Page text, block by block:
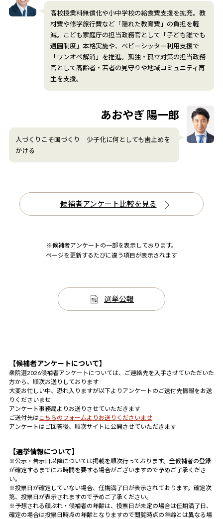
高校授業料無償化や小中学校の給食費支援を拡充。教
材費や修学旅行費など「隠れた教育費」の負担を軽
減。こども家庭庁の担当政務官として「子ども誰でも
通園制度」本格実施や、ベビーシッター利用支援で
「ワンオペ解消」を推進。孤独・孤立対策の担当政務
官として高齢者・若者の見守りや地域コミュニティ再
生を支援。
あおやぎ 陽一郎
人づくりこそ国づくり 少子化に何としても歯止めを
かける
候補者アンケート比較を見る
※候補者アンケートの一部を表示しております。
ページを更新するたびに違う項目が表示されます
選挙公報
【候補者アンケートについて】
衆院選2026候補者アンケートについては、ご連絡先を入手させていただいた
方から、順次お送りしております
大変お忙しい中、恐れ入りますが以下よりアンケートのご送付先情報をお送
りくださいませ
アンケート事務局よりお送りさせていただきます
ご送付先はこちらのフォームよりお送りくださいませ
アンケートはご回答後、順次サイトに公開させていただきます
【選挙情報について】
※公示・告示日以降については掲載を順次行っております。全候補者の登録
が確定するまでにお時間を要する場合がございますので予めご了承くださ
い。
※投票日が確定していない場合、任期満了日が表示されております。確定次
第、投票日が表示されますので予めご了承ください。
※予想される顔ぶれ・候補者の年齢は、投票日が未定の場合は任期満了日、
確定の場合は投票日時点の年齢となりますので閲覧時点の年齢とは異なる場